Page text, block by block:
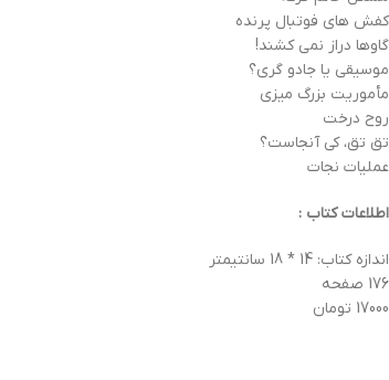
کفش های فوتبال پرنده
گاوها دراز نمی کشند!
موسیقی یا جادو گری؟
مأموریت بزرگ میزی
روح درخت
تق تق، کی آنجاست؟
عملیات نجات
اطلاعات کتاب :
اندازه کتاب: 14 * 18 سانتیمتر
176 صفحه
17000 تومان